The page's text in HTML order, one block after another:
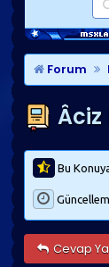
Forum
Âciz
Bu
Cevap